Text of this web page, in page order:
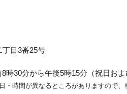
目3番25号
時30分から午後5時15分（祝日およ
時間が異なるところがありますので、